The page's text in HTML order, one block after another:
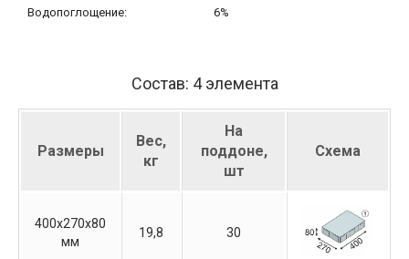
Водопоглощение: 6%
Состав: 4 элемента
Размеры
Вес,
кг
На
поддоне,
шт
Схема
400х270х80
мм
19,8 30